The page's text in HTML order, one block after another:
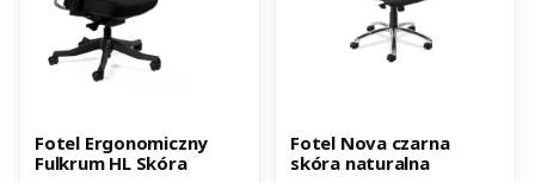
Norma BHP
-12% z kodem PROMO12
Fotel Ergonomiczny
Fulkrum HL Skóra
Promocja
Fotel Nova czarna
skóra naturalna